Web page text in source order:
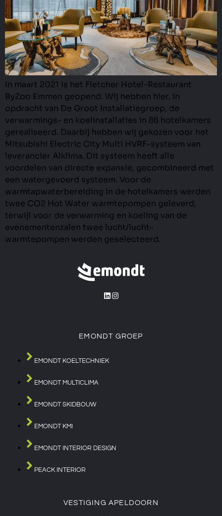
In maart 2021 is het Fletcher Hotel-Restaurant
ByZoo Emmen geopend. Wij hebben hier, in
opdracht van De Groot Installatiegroep, de
verwarmings- en koelinstallaties in 88 hotelkamers
gerealiseerd. Daarbij hebben wij gekozen voor het
Mitsubishi Electric City Multi HVRF-systeem van
leverancier Alklima. Dit systeem heeft alle
voordelen van directe expansie, gecombineerd met
een watergevoerd systeem. Voor de
warmtapwaterbereiding in de hotelkamers werden
twee CO2 Hot Water warmtepompen geleverd,
terwijl voor de verwarming en koeling van de
evenementenzalen twee lucht/lucht-
warmtepompen werden geselecteerd.
EMONDT GROEP
EMONDT KOELTECHNIEK
EMONDT MULTICLIMA
EMONDT SKIDBOUW
EMONDT KMI
EMONDT INTERIOR DESIGN
PEACK INTERIOR
VESTIGING APELDOORN